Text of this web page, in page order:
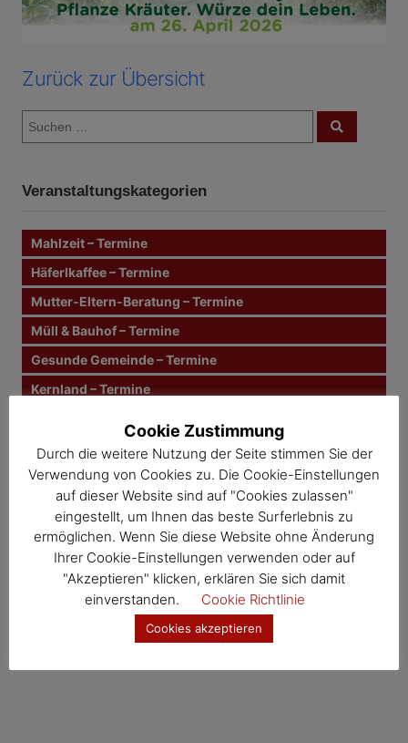
Zurück zur Übersicht
e
n
a
h
S
Veranstaltungskategorien
Mahlzeit – Termine
Häferlkaffee – Termine
Mutter-Eltern-Beratung – Termine
Müll & Bauhof – Termine
Gesunde Gemeinde – Termine
Kernland – Termine
Jahresübersicht
Veranstaltungskalender
Cookie Zustimmung
Durch die weitere Nutzung der Seite stimmen Sie der
Verwendung von Cookies zu. Die Cookie-Einstellungen
auf dieser Website sind auf "Cookies zulassen"
eingestellt, um Ihnen das beste Surferlebnis zu
ermöglichen. Wenn Sie diese Website ohne Änderung
Ihrer Cookie-Einstellungen verwenden oder auf
"Akzeptieren" klicken, erklären Sie sich damit
einverstanden.
Cookie Richtlinie
Cookies akzeptieren